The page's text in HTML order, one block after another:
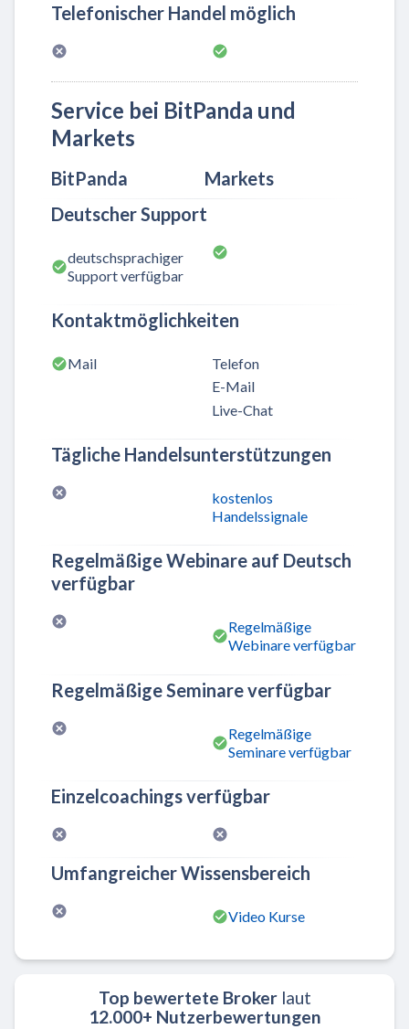
Telefonischer Handel möglich
Service bei BitPanda und
Markets
BitPanda
Markets
Deutscher Support
deutschsprachiger
Support verfügbar
Kontaktmöglichkeiten
Mail
Telefon
E-Mail
Live-Chat
Tägliche Handelsunterstützungen
kostenlos
Handelssignale
Regelmäßige Webinare auf Deutsch
verfügbar
Regelmäßige
Webinare verfügbar
Regelmäßige Seminare verfügbar
Regelmäßige
Seminare verfügbar
Einzelcoachings verfügbar
Umfangreicher Wissensbereich
Video Kurse
Top bewertete Brokerlaut
12.000+ Nutzerbewertungen